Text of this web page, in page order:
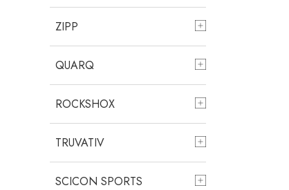
ZIPP
QUARQ
ROCKSHOX
TRUVATIV
SCICON SPORTS